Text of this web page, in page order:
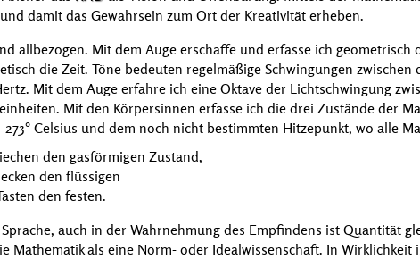
damit das Gewahrsein zum Ort der Kreativität erheben.
allbezogen. Mit dem Auge erschaffe und erfasse ich geometrisch
die Zeit. Töne bedeuten regelmäßige Schwingungen
. Mit dem Auge erfahre ich eine Oktave der Lichtschwingung
. Mit den Körpersinnen erfasse ich die drei Zustände der
Celsius und dem noch nicht bestimmten Hitzepunkt, wo alle
den gasförmigen Zustand,
den flüssigen
den festen.
auch in der Wahrnehmung des Empfindens ist Quantität
Mathematik als eine Norm- oder Idealwissenschaft. In Wirklichkeit